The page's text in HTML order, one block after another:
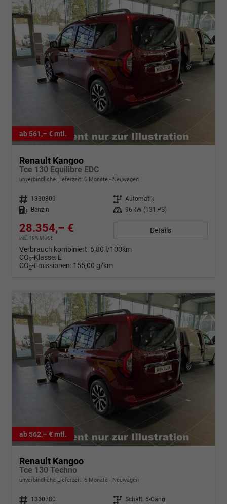
ab 561,– € mtl.
Renault Kangoo
Tce 130 Equilibre EDC
unverbindliche Lieferzeit: 6 Monate Neuwagen
Fahrzeugnr. 1330809 Getriebe Automatik
Kraftstoff
Benzin Leistung 96 kW (131 PS)
28.354,– €
incl. 19% MwSt.
Details
Verbrauch kombiniert: 6,80 l/100km
CO2-Klasse: E
CO2-Emissionen: 155,00 g/km
ab 562,– € mtl.
Renault Kangoo
Tce 130 Techno
unverbindliche Lieferzeit: 6 Monate Neuwagen
Fahrzeugnr. 1330780 Getriebe Schalt. 6-Gang